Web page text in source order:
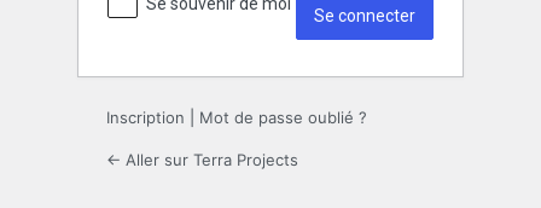
Se souvenir de moi
Inscription Mot de passe oublié ?
← Aller sur Terra Projects